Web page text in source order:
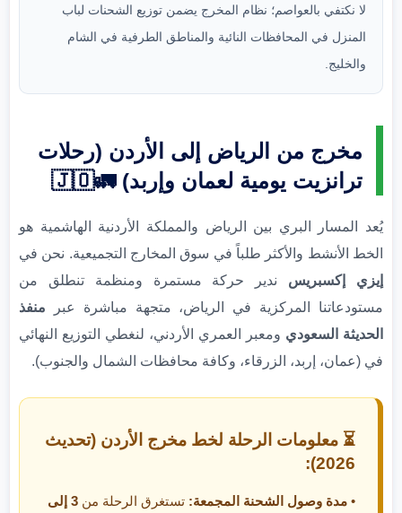
لا نكتفي بالعواصم؛ نظام المخرج يضمن توزيع الشحنات لباب
المنزل في المحافظات النائية والمناطق الطرفية في الشام
والخليج.
مخرج من الرياض إلى الأردن (رحلات
ترانزيت يومية لعمان وإربد) 🚛🇯🇴
يُعد المسار البري بين الرياض والمملكة الأردنية الهاشمية هو
الخط الأنشط والأكثر طلباً في سوق المخارج التجميعية. نحن في
إيزي إكسبريس ندير حركة مستمرة ومنظمة تنطلق من
مستودعاتنا المركزية في الرياض، متجهة مباشرة عبر منفذ
الحديثة السعودي ومعبر العمري الأردني، لنغطي التوزيع النهائي
في (عمان، إربد، الزرقاء، وكافة محافظات الشمال والجنوب).
⏳ معلومات الرحلة لخط مخرج الأردن (تحديث
2026):
• مدة وصول الشحنة المجمعة: تستغرق الرحلة من
3 إلى